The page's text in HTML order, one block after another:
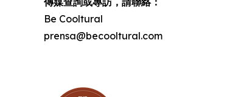
Be Cooltural
prensa@becooltural.com